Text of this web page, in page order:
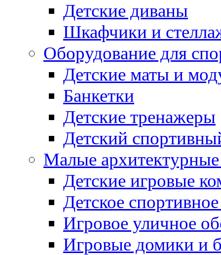
Детские диваны
Шкафчики и
Оборудование для
Детские маты и
Банкетки
Детские тренажеры
Детский
Малые
Детские игровые
Детское
Игровое уличное
Игровые домики и